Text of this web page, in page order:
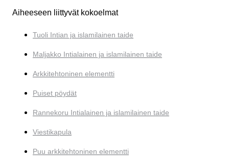
Aiheeseen liittyvät kokoelmat
Tuoli Intian ja islamilainen taide
Maljakko Intialainen ja islamilainen taide
Arkkitehtoninen elementti
Puiset pöydät
Rannekoru Intialainen ja islamilainen taide
Viestikapula
Puu arkkitehtoninen elementti